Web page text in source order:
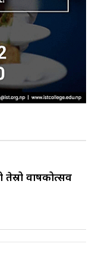
वार्षिकोत्सव